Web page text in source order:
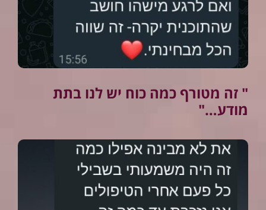
" זה מטורף כמה כוח יש לנו בתת
מודע…"